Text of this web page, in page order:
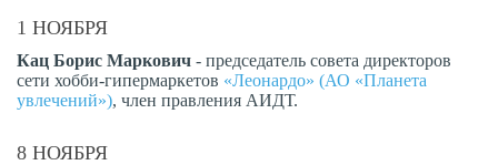
1 НОЯБРЯ
Кац Борис Маркович - председатель совета директоров
сети хобби-гипермаркетов «Леонардо» (АО «Планета
увлечений»), член правления АИДТ.
8 НОЯБРЯ